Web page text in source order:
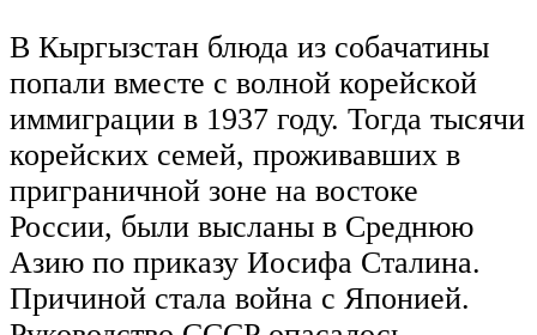
В Кыргызстан блюда из собачатины
попали вместе с волной корейской
иммиграции в 1937 году. Тогда тысячи
корейских семей, проживавших в
приграничной зоне на востоке
России, были высланы в Среднюю
Азию по приказу Иосифа Сталина.
Причиной стала война с Японией.